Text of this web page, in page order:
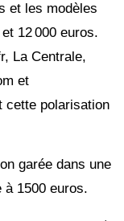
et les modèles
12 000 euros.
La Centrale,
et
cette polarisation